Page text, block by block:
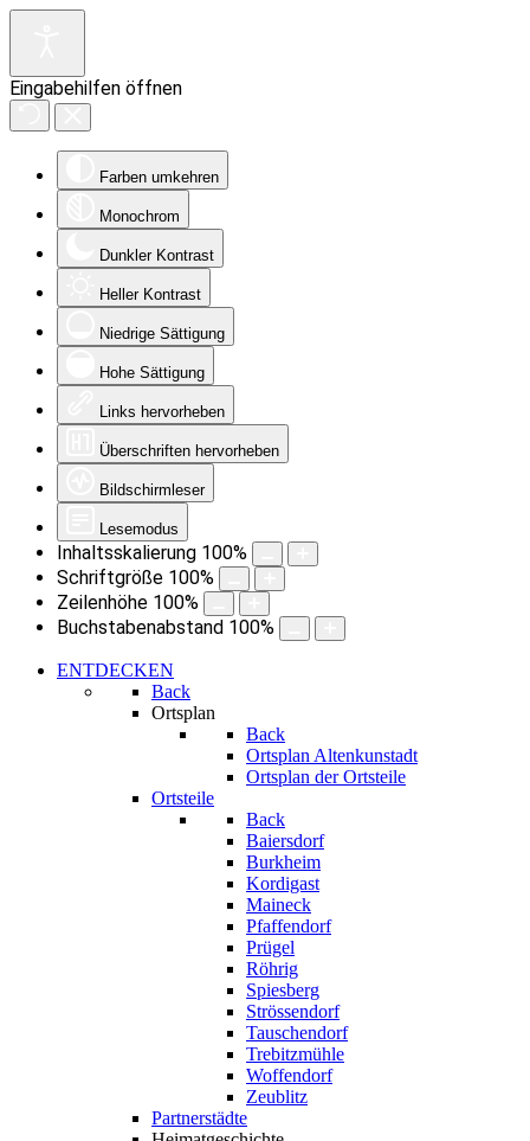
Eingabehilfen öffnen
Farben umkehren
Monochrom
Dunkler Kontrast
Heller Kontrast
Niedrige Sättigung
Hohe Sättigung
Links hervorheben
Überschriften hervorheben
Bildschirmleser
Lesemodus
Inhaltsskalierung 100%
Schriftgröße 100%
Zeilenhöhe 100%
Buchstabenabstand 100%
ENTDECKEN
Back
Ortsplan
Back
Ortsplan Altenkunstadt
Ortsplan der Ortsteile
Ortsteile
Back
Baiersdorf
Burkheim
Kordigast
Maineck
Pfaffendorf
Prügel
Röhrig
Spiesberg
Strössendorf
Tauschendorf
Trebitzmühle
Woffendorf
Zeublitz
Partnerstädte